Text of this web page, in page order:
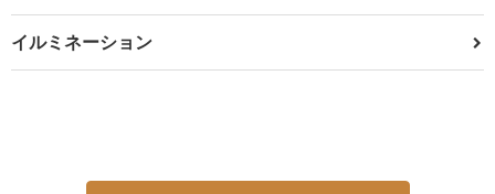
イルミネーション